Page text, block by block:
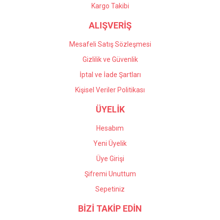
Gönder
Kargo Takibi
ALIŞVERİŞ
Mesafeli Satış Sözleşmesi
Gizlilik ve Güvenlik
İptal ve İade Şartları
Kişisel Veriler Politikası
ÜYELİK
Hesabım
Yeni Üyelik
Üye Girişi
Şifremi Unuttum
Sepetiniz
BİZİ TAKİP EDİN